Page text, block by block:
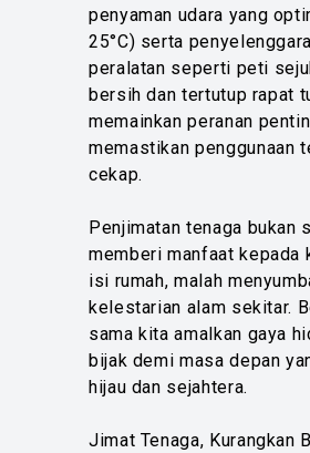
penyaman udara yang
25°C) serta
peralatan seperti peti
bersih dan tertutup rapat
memainkan peranan
memastikan penggunaan
cekap.
Penjimatan tenaga bukan
memberi manfaat kepada
isi rumah, malah
kelestarian alam sekitar.
sama kita amalkan gaya
bijak demi masa depan
hijau dan sejahtera.
Jimat Tenaga, Kurangkan